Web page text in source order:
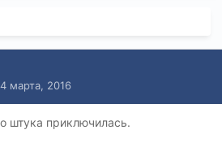
марта, 2016
штука приключилась.